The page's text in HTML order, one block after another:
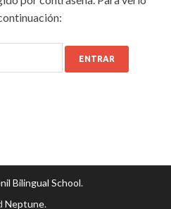
Bilingual School.
Neptune.